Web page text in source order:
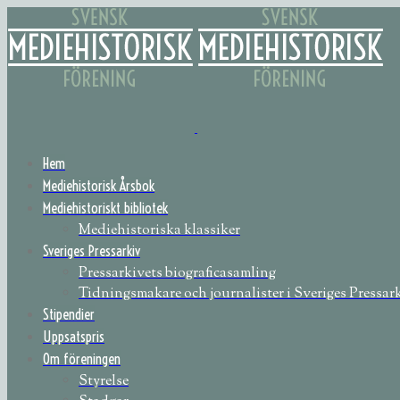
Hem
Mediehistorisk Årsbok
Mediehistoriskt bibliotek
Mediehistoriska klassiker
Sveriges Pressarkiv
Pressarkivets biograficasamling
Tidningsmakare och journalister i Sveriges
Stipendier
Uppsatspris
Om föreningen
Styrelse